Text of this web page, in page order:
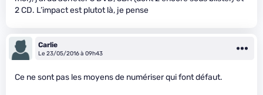
2 CD. L’impact est plutot là, je pense
Carlie
Le 23/05/2016 à 09h43
Ce ne sont pas les moyens de numériser qui font défaut.